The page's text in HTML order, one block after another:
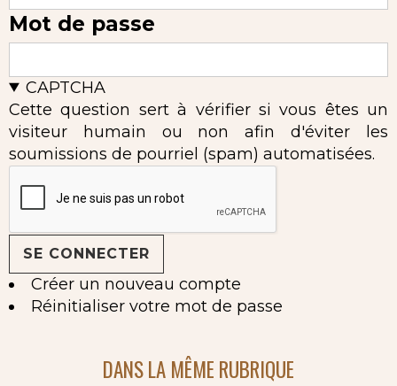
Mot de passe
CAPTCHA
Cette question sert à vérifier si vous êtes un
visiteur humain ou non afin d'éviter les
soumissions de pourriel (spam) automatisées.
Créer un nouveau compte
Réinitialiser votre mot de passe
DANS LA MÊME RUBRIQUE